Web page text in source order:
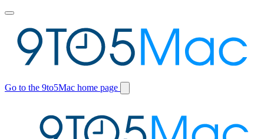
Toggle
menu
Go to the 9to5Mac home page
Switch